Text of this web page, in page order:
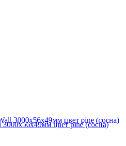
цвет pine (сосна)